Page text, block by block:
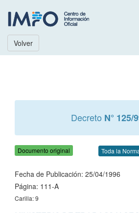
Volver
Decreto N° 125/
Documento original Toda la
Fecha de Publicación: 25/04/1996
Página: 111-A
Carilla: 9